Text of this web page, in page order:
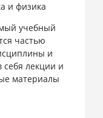
и физика
учебный
частью
и
себя лекции и
материалы